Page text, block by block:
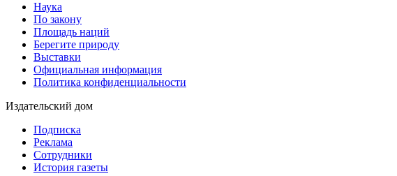
Наука
По закону
Площадь наций
Берегите природу
Выставки
Официальная информация
Политика конфиденциальности
Издательский дом
Подписка
Реклама
Сотрудники
История газеты